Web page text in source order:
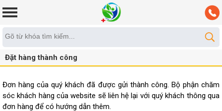
Đặt hàng thành công
Đơn hàng của quý khách đã được gửi thành công. Bộ phận chăm
sóc khách hàng của website sẽ liên hệ lại với quý khách thông qua
đơn hàng để có hướng dẫn thêm.